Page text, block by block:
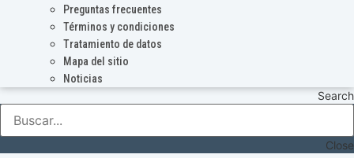
Preguntas frecuentes
Términos y condiciones
Tratamiento de datos
Mapa del sitio
Noticias
Search
Close